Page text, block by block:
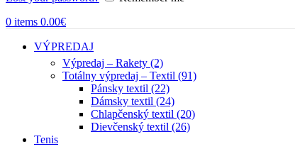
0 items 0.00€
VÝPREDAJ
Výpredaj – Rakety (2)
Totálny výpredaj – Textil (91)
Pánsky textil (22)
Dámsky textil (24)
Chlapčenský textil (20)
Dievčenský textil (26)
Tenis